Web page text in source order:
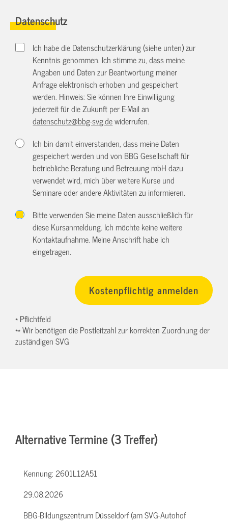
Datenschutz
Ich habe die Datenschutzerklärung (siehe unten) zur
Kenntnis genommen. Ich stimme zu, dass meine
Angaben und Daten zur Beantwortung meiner
Anfrage elektronisch erhoben und gespeichert
werden. Hinweis: Sie können Ihre Einwilligung
jederzeit für die Zukunft per E-Mail an
datenschutz@bbg-svg.dewiderrufen.
Ich bin damit einverstanden, dass meine Daten
gespeichert werden und von BBG Gesellschaft für
betriebliche Beratung und Betreuung mbH dazu
verwendet wird, mich über weitere Kurse und
Seminare oder andere Aktivitäten zu informieren.
Bitte verwenden Sie meine Daten ausschließlich für
diese Kursanmeldung. Ich möchte keine weitere
Kontaktaufnahme. Meine Anschrift habe ich
eingetragen.
* Pflichtfeld
** Wir benötigen die Postleitzahl zur korrekten Zuordnung der
zuständigen SVG
Alternative Termine (3 Treffer)
Kennung:2601L12A51
29.08.2026
BBG-Bildungszentrum Düsseldorf (am SVG-Autohof